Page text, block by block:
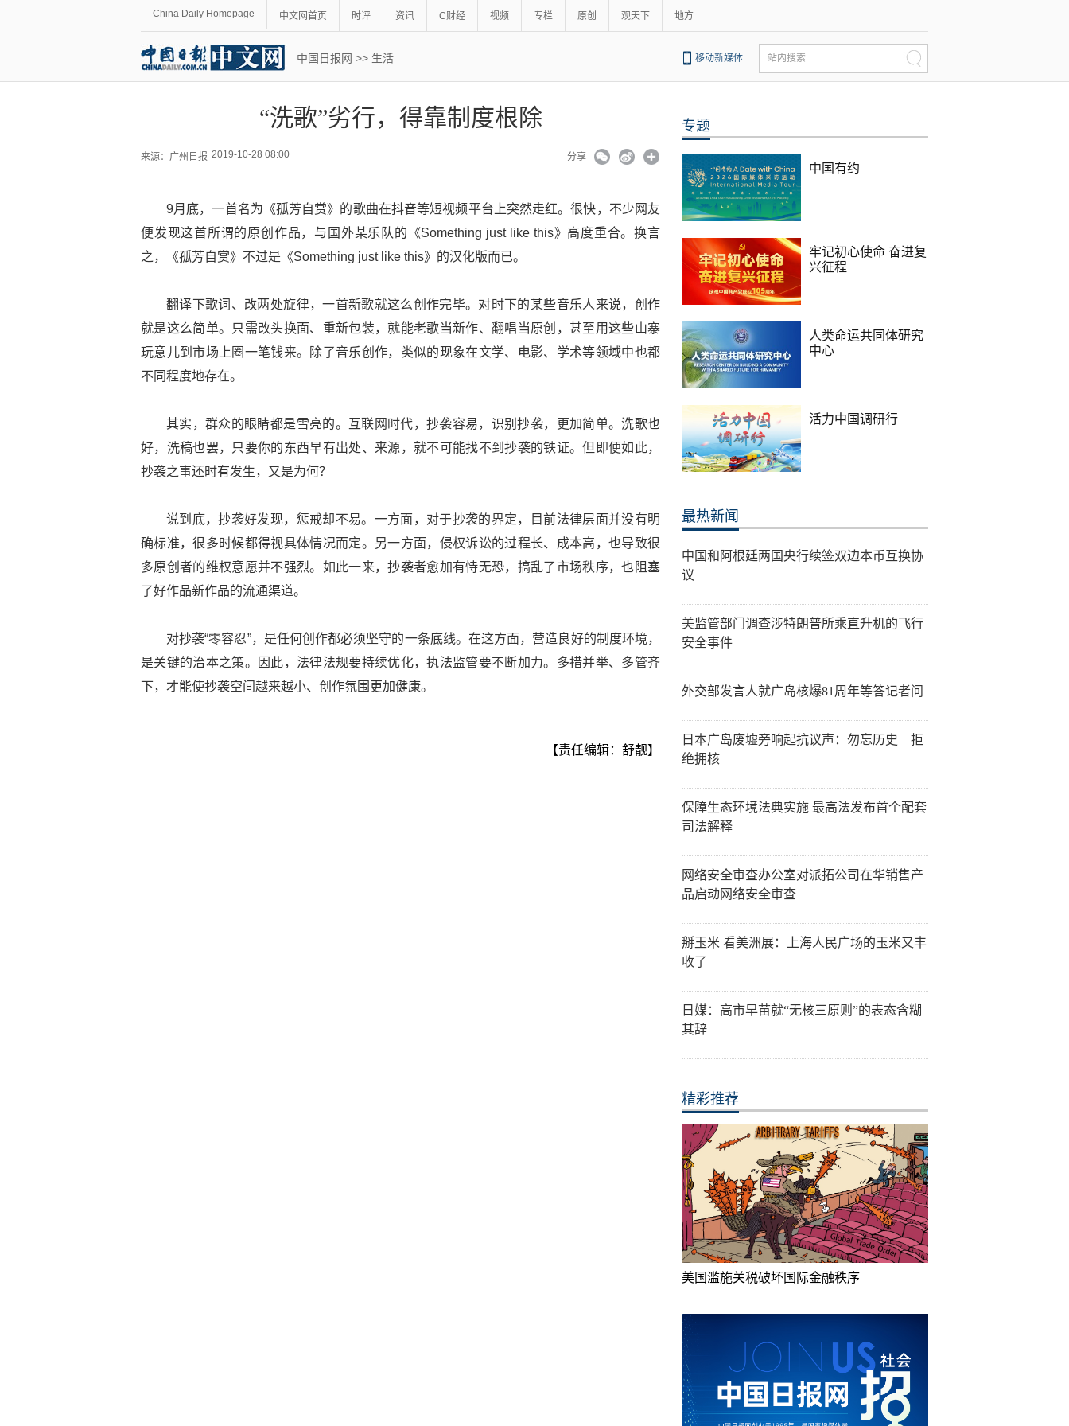
China Daily Homepage 中文网首页 时评 资讯 C财经 视频 专栏 原创 观天下 地方
中国日报网 >> 生活 移动新媒体 站内搜索
“洗歌”劣行，得靠制度根除
来源： 广州日报 2019-10-28 08:00 分享
9月底，一首名为《孤芳自赏》的歌曲在抖音等短视频平台上突然走红。很快，不少网友
便发现这首所谓的原创作品，与国外某乐队的《Something just like this》高度重合。换言
之，《孤芳自赏》不过是《Something just like this》的汉化版而已。
翻译下歌词、改两处旋律，一首新歌就这么创作完毕。对时下的某些音乐人来说，创作
就是这么简单。只需改头换面、重新包装，就能老歌当新作、翻唱当原创，甚至用这些山寨
玩意儿到市场上圈一笔钱来。除了音乐创作，类似的现象在文学、电影、学术等领域中也都
不同程度地存在。
其实，群众的眼睛都是雪亮的。互联网时代，抄袭容易，识别抄袭，更加简单。洗歌也
好，洗稿也罢，只要你的东西早有出处、来源，就不可能找不到抄袭的铁证。但即便如此，
抄袭之事还时有发生，又是为何？
说到底，抄袭好发现，惩戒却不易。一方面，对于抄袭的界定，目前法律层面并没有明
确标准，很多时候都得视具体情况而定。另一方面，侵权诉讼的过程长、成本高，也导致很
多原创者的维权意愿并不强烈。如此一来，抄袭者愈加有恃无恐，搞乱了市场秩序，也阻塞
了好作品新作品的流通渠道。
对抄袭“零容忍”，是任何创作都必须坚守的一条底线。在这方面，营造良好的制度环境，
是关键的治本之策。因此，法律法规要持续优化，执法监管要不断加力。多措并举、多管齐
下，才能使抄袭空间越来越小、创作氛围更加健康。
【责任编辑：舒靓】
专题
中国有约
牢记初心使命 奋进复
兴征程
人类命运共同体研究
中心
活力中国调研行
最热新闻
中国和阿根廷两国央行续签双边本币互换协
议
美监管部门调查涉特朗普所乘直升机的飞行
安全事件
外交部发言人就广岛核爆81周年等答记者问
日本广岛废墟旁响起抗议声：勿忘历史 拒
绝拥核
保障生态环境法典实施 最高法发布首个配套
司法解释
网络安全审查办公室对派拓公司在华销售产
品启动网络安全审查
掰玉米 看美洲展：上海人民广场的玉米又丰
收了
日媒：高市早苗就“无核三原则”的表态含糊
其辞
精彩推荐
美国滥施关税破坏国际金融秩序